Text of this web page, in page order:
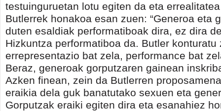
testuinguruetan lotu egiten da eta
Butlerrek honakoa esan zuen: “Generoa eta
duten esaldiak performatiboak dira, ez dira
Hizkuntza performatiboa da. Butler konturatu
errepresentazio bat zela, performance bat
Beraz, generoak gorputzaren gainean
Azken finean, zein da Butlerren
eraikia dela guk banatutako sexuen eta
Gorputzak eraiki egiten dira eta esanahiez